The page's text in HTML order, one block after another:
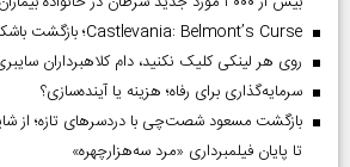
Castlevania: Belmont’s Curse؛ بازگشت باشکوه شکارچیان خون‌آشام
روی هر لینکی کلیک نکنید، دام کلاهبرداران
سرمایه‌گذاری برای رفاه؛ هزینه یا آینده‌سازی؟
بازگشت مسعود شصت‌چی با دردسر‌های تازه؛ از
تا پایان فیلمبرداری «مرد سه‌هزارچهره»